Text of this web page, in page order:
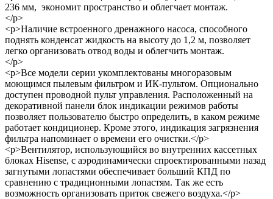
236 мм, экономит пространство и облегчает монтаж.
</p>
<p>Наличие встроенного дренажного насоса, способного
поднять конденсат жидкость на высоту до 1,2 м, позволяет
легко организовать отвод воды и облегчить монтаж.
</p>
<p>Все модели серии укомплектованы многоразовым
моющимся пылевым фильтром и ИК-пультом. Опционально
доступен проводной пульт управления. Расположенный на
декоративной панели блок индикации режимов работы
позволяет пользователю быстро определить, в каком режиме
работает кондиционер. Кроме этого, индикация загрязнения
фильтра напоминает о времени его очистки.</p>
<p>Вентилятор, использующийся во внутренних кассетных
блоках Hisense, с аэродинамически спроектированными назад
загнутыми лопастями обеспечивает больший КПД по
сравнению с традиционными лопастям. Так же есть
возможность организовать приток свежего воздуха.</p>